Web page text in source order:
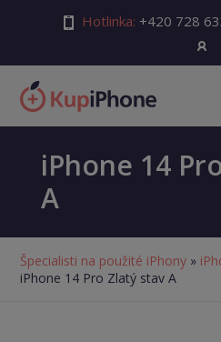
Hotlinka: +420 728
iPhone 14
A
Špecialisti na použité iPhony »
iPhone 14 Pro Zlatý stav A